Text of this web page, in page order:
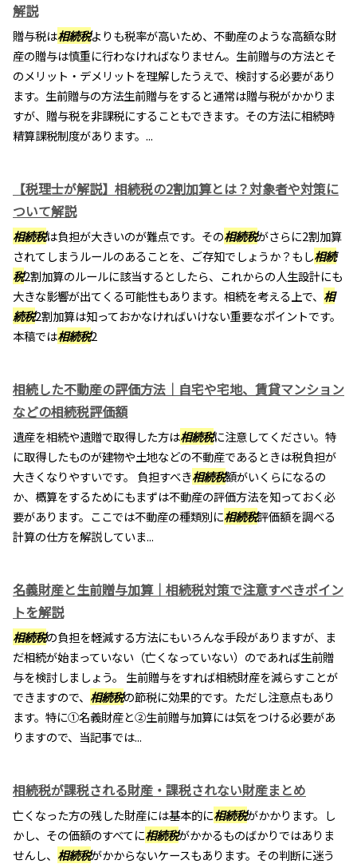
解説
贈与税は相続税よりも税率が高いため、不動産のような高額な財
産の贈与は慎重に行わなければなりません。生前贈与の方法とそ
のメリット・デメリットを理解したうえで、検討する必要があり
ます。生前贈与の方法生前贈与をすると通常は贈与税がかかりま
すが、贈与税を非課税にすることもできます。その方法に相続時
精算課税制度があります。...
【税理士が解説】相続税の2割加算とは？対象者や対策に
ついて解説
相続税は負担が大きいのが難点です。その相続税がさらに2割加算
されてしまうルールのあることを、ご存知でしょうか？もし相続
税2割加算のルールに該当するとしたら、これからの人生設計にも
大きな影響が出てくる可能性もあります。相続を考える上で、 相
続税2割加算は知っておかなければいけない重要なポイントです。
本稿では相続税2
相続した不動産の評価方法｜自宅や宅地、賃貸マンション
などの相続税評価額
遺産を相続や遺贈で取得した方は相続税に注意してください。特
に取得したものが建物や土地などの不動産であるときは税負担が
大きくなりやすいです。 負担すべき相続税額がいくらになるの
か、概算をするためにもまずは不動産の評価方法を知っておく必
要があります。ここでは不動産の種類別に相続税評価額を調べる
計算の仕方を解説していま...
名義財産と生前贈与加算｜相続税対策で注意すべきポイン
トを解説
相続税の負担を軽減する方法にもいろんな手段がありますが、ま
だ相続が始まっていない（亡くなっていない）のであれば生前贈
与を検討しましょう。 生前贈与をすれば相続財産を減らすことが
できますので、 相続税の節税に効果的です。ただし注意点もあり
ます。特に①名義財産と②生前贈与加算には気をつける必要があ
りますので、当記事では...
相続税が課税される財産・課税されない財産まとめ
亡くなった方の残した財産には基本的に相続税がかかります。し
かし、その価額のすべてに相続税がかかるものばかりではありま
せんし、 相続税がかからないケースもあります。その判断に迷う